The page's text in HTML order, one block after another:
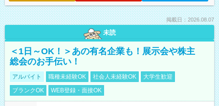
掲載日：2026.08.07
未読
＜1日～OK！＞あの有名企業も！展示会や株主
総会のお手伝い！
アルバイト 職種未経験OK 社会人未経験OK
大学生歓迎
ブランクOK
WEB登録・面接OK